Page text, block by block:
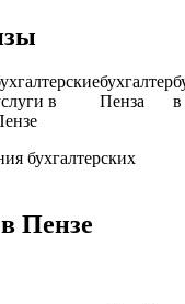
в
бухгалтер
Пенза
в
бухгалтерских
Пензе